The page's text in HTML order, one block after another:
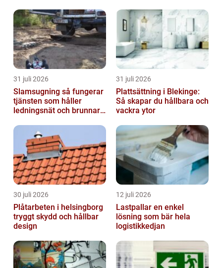
31 juli 2026
Slamsugning så fungerar
tjänsten som håller
ledningsnät och brunnar i
31 juli 2026
Plattsättning i Blekinge:
Så skapar du hållbara och
vackra ytor
30 juli 2026
Plåtarbeten i helsingborg
tryggt skydd och hållbar
design
12 juli 2026
Lastpallar en enkel
lösning som bär hela
logistikkedjan